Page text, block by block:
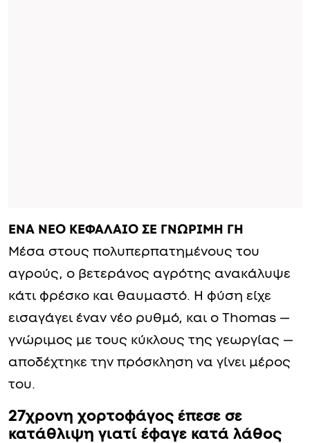
ΕΝΑ ΝΕΟ ΚΕΦΑΛΑΙΟ ΣΕ ΓΝΩΡΙΜΗ ΓΗ
Μέσα στους πολυπερπατημένους του
αγρούς, ο βετεράνος αγρότης ανακάλυψε
κάτι φρέσκο και θαυμαστό. Η φύση είχε
εισαγάγει έναν νέο ρυθμό, και ο Thomas —
γνώριμος με τους κύκλους της γεωργίας —
αποδέχτηκε την πρόσκληση να γίνει μέρος
του.
27χρονη χορτοφάγος έπεσε σε
κατάθλιψη γιατί έφαγε κατά λάθος